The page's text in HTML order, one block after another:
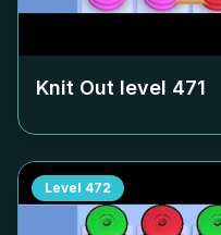
Knit Out level 471
Level 472